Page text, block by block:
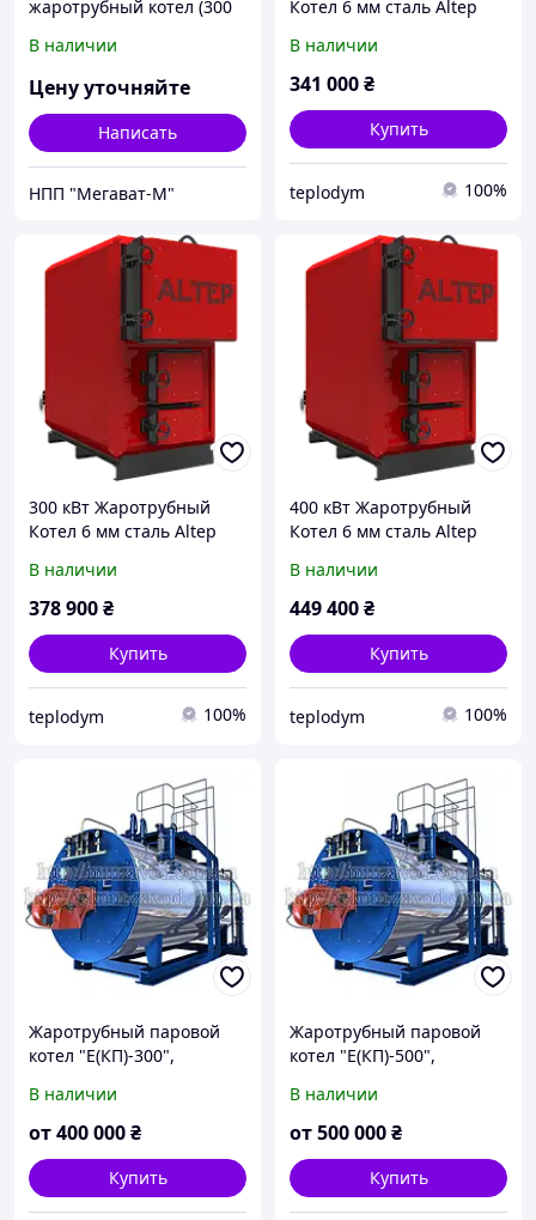
жаротрубный котел (300
В наличии
Цену уточняйте
Написать
НПП "Мегават-М"
Котел 6 мм сталь Altep
В наличии
341 000₴
Купить
teplodym 100%
300 кВт Жаротрубный
Котел 6 мм сталь Altep
В наличии
378 900₴
Купить
teplodym 100%
400 кВт Жаротрубный
Котел 6 мм сталь Altep
В наличии
449 400₴
Купить
teplodym 100%
Жаротрубный паровой
котел "Е(КП)-300",
производства,
Жаротрубный котел для
В наличии
от400 000₴
Купить
Жаротрубный паровой
котел "Е(КП)-500",
завода, Паровой котел
для предприятия
В наличии
от500 000₴
Купить